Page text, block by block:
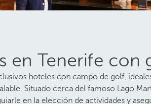
en Tenerife con
hoteles con campo de golf,
Situado cerca del famoso Lago
en la elección de actividades y